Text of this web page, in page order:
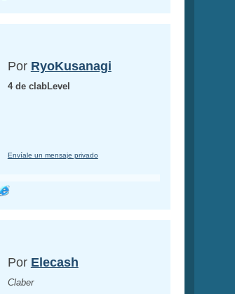
Por RyoKusanagi
4 de clabLevel
Envíale un mensaje privado
Por Elecash
Claber